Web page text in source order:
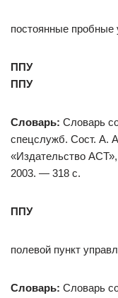
постоянные пробные
ППУ
ППУ
Словарь: Словарь
спецслужб. Сост.
«Издательство
2003. — 318 с.
ППУ
полевой пункт
Словарь: Словарь